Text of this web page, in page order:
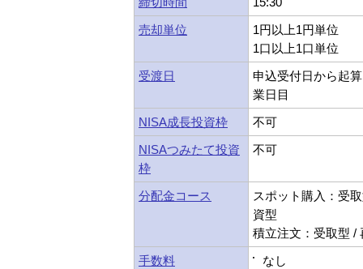
売却単位
1円以上1円単位
1口以上1口単位
受渡日
申込受付日から起
業日目
NISA成長投資枠
不可
NISAつみたて投資
枠
不可
分配金コース
スポット購入：受
資型
積立注文：受取型 /
手数料
なし